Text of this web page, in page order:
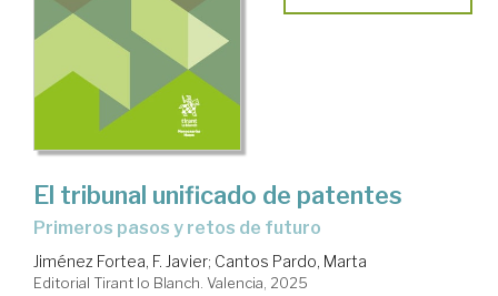
El tribunal unificado de patentes
primeros pasos y retos de futuro
Jiménez Fortea, F. Javier; Cantos Pardo, Marta
Editorial Tirant lo Blanch. Valencia, 2025